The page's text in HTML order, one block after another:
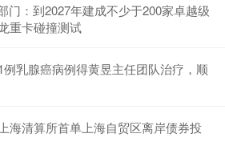
门：到2027年建成不少于200家卓越级
重卡碰撞测试
乳腺癌病例得黄昱主任团队治疗，顺
海清算所首单上海自贸区离岸债券投